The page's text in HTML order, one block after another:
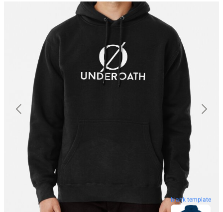
blank template